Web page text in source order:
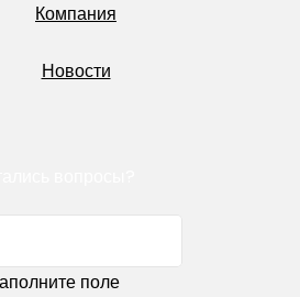
Компания
Новости
поле